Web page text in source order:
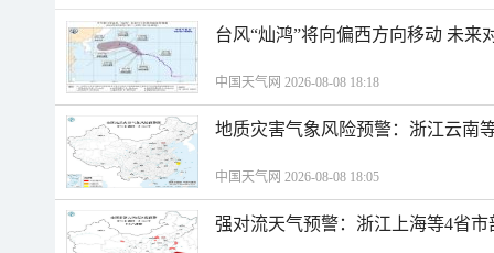
台风“灿鸿”将向偏西方向移动 未来
中国天气网 2026-08-08 18:18
地质灾害气象风险预警：浙江云南
中国天气网 2026-08-08 18:05
强对流天气预警：浙江上海等4省